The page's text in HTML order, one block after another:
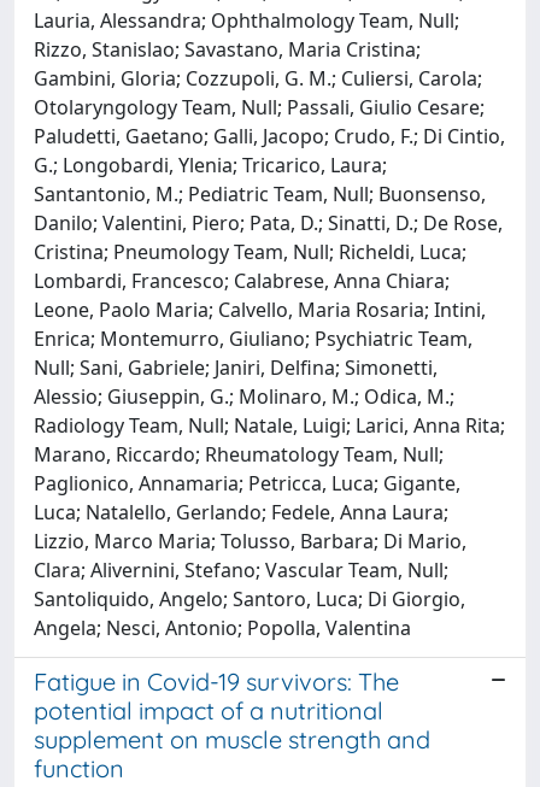
Lauria, Alessandra; Ophthalmology Team, Null;
Rizzo, Stanislao; Savastano, Maria Cristina;
Gambini, Gloria; Cozzupoli, G. M.; Culiersi, Carola;
Otolaryngology Team, Null; Passali, Giulio Cesare;
Paludetti, Gaetano; Galli, Jacopo; Crudo, F.; Di Cintio,
G.; Longobardi, Ylenia; Tricarico, Laura;
Santantonio, M.; Pediatric Team, Null; Buonsenso,
Danilo; Valentini, Piero; Pata, D.; Sinatti, D.; De Rose,
Cristina; Pneumology Team, Null; Richeldi, Luca;
Lombardi, Francesco; Calabrese, Anna Chiara;
Leone, Paolo Maria; Calvello, Maria Rosaria; Intini,
Enrica; Montemurro, Giuliano; Psychiatric Team,
Null; Sani, Gabriele; Janiri, Delfina; Simonetti,
Alessio; Giuseppin, G.; Molinaro, M.; Odica, M.;
Radiology Team, Null; Natale, Luigi; Larici, Anna Rita;
Marano, Riccardo; Rheumatology Team, Null;
Paglionico, Annamaria; Petricca, Luca; Gigante,
Luca; Natalello, Gerlando; Fedele, Anna Laura;
Lizzio, Marco Maria; Tolusso, Barbara; Di Mario,
Clara; Alivernini, Stefano; Vascular Team, Null;
Santoliquido, Angelo; Santoro, Luca; Di Giorgio,
Angela; Nesci, Antonio; Popolla, Valentina
Fatigue in Covid-19 survivors: The
potential impact of a nutritional
supplement on muscle strength and
function